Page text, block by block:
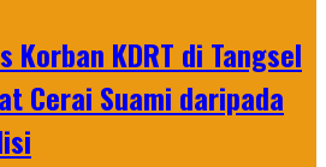
Korban KDRT di Tangsel
Cerai Suami daripada